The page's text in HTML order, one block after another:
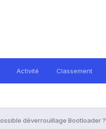
Activité Classement
déverrouillage Bootloader ?